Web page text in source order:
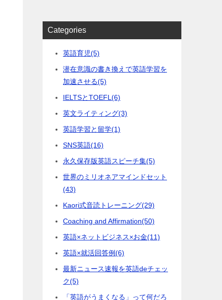
Categories
英語育児(5)
潜在意識の書き換えで英語学習を
加速させる(5)
IELTSとTOEFL (6)
英文ライティング(3)
英語学習と留学(1)
SNS英語(16)
永久保存版英語スピーチ集(5)
世界のミリオネアマインドセット
(43)
Kaori式音読トレーニング(29)
Coaching and Affirmation(50)
英語×ネットビジネス×お金(11)
英語×就活回答例(6)
最新ニュース速報を英語deチェッ
ク(5)
「英語がうまくなる」って何だろ